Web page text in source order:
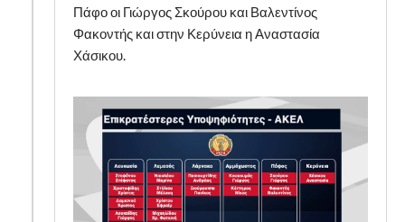
Πάφο οι Γιώργος Σκούρου και Βαλεντίνος
Φακοντής και στην Κερύνεια η Αναστασία
Χάσικου.